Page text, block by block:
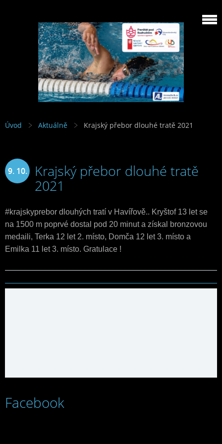
Úvod Aktuálně Krajský přebor dlouhé tratě 2021
9. 10.
Krajský přebor dlouhé tratě
2021
#krajskyprebor dlouhých tratí v Havířově.. Kryštof 13 let se
na 1500 m poprvé dostal pod 20 minut a získal bronzovou
medaili, Terka 12 let 2. místo, Domča 12 let 3. místo a
Emilka 11 let 3. místo. Gratulace !
Facebook